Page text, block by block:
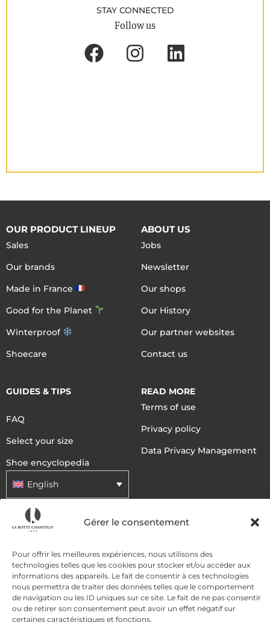
Gérer le consentement
Pour offrir les meilleures expériences, nous utilisons des
technologies telles que les cookies pour stocker et/ou accéder aux
informations des appareils. Le fait de consentir à ces technologies
nous permettra de traiter des données telles que le comportement
de navigation ou les ID uniques sur ce site. Le fait de ne pas consentir
ou de retirer son consentement peut avoir un effet négatif sur
certaines caractéristiques et fonctions.
STAY CONNECTED
Follow us
OUR PRODUCT LINEUP
Sales
Our brands
Made in France
Good for the Planet
Winterproof
Shoecare
ABOUT US
Jobs
Newsletter
Our shops
Our History
Our partner websites
Contact us
GUIDES & TIPS
FAQ
Select your size
Shoe encyclopedia
English
READ MORE
Terms of use
Privacy policy
Data Privacy Management
DELIVERY METHODS
PAYMENT METHODS